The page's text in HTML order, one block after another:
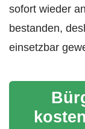
sofort wieder
bestanden,
einsetzbar